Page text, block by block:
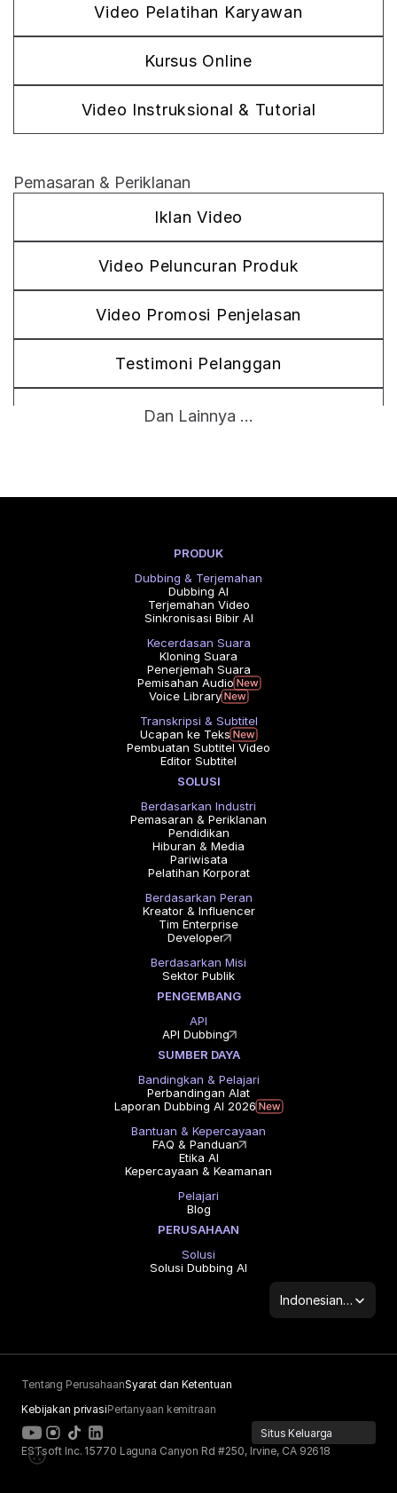
Video Pelatihan Karyawan
Kursus Online
Video Instruksional & Tutorial
Pemasaran & Periklanan
Iklan Video
Video Peluncuran Produk
Video Promosi Penjelasan
Testimoni Pelanggan
Film Kisah Merek
Dan Lainnya ...
PRODUK
Dubbing & Terjemahan
Dubbing AI
Terjemahan Video
Sinkronisasi Bibir AI
Kecerdasan Suara
Kloning Suara
Penerjemah Suara
Pemisahan Audio
Voice Library
Transkripsi & Subtitel
Ucapan ke Teks
Pembuatan Subtitel Video
Editor Subtitel
SOLUSI
Berdasarkan Industri
Pemasaran & Periklanan
Pendidikan
Hiburan & Media
Pariwisata
Pelatihan Korporat
Berdasarkan Peran
Kreator & Influencer
Tim Enterprise
Developer
Berdasarkan Misi
Sektor Publik
PENGEMBANG
API
API Dubbing
SUMBER DAYA
Bandingkan & Pelajari
Perbandingan Alat
Laporan Dubbing AI 2026
Bantuan & Kepercayaan
FAQ & Panduan
Etika AI
Kepercayaan & Keamanan
Pelajari
Blog
PERUSAHAAN
Solusi
Solusi Dubbing AI
Select Language
Indonesian (Indonesia)
Tentang PerusahaanSyarat dan Ketentuan
Kebijakan privasiPertanyaan kemitraan
Situs Keluarga
ESTsoft Inc. 15770 Laguna Canyon Rd #250, Irvine, CA 92618